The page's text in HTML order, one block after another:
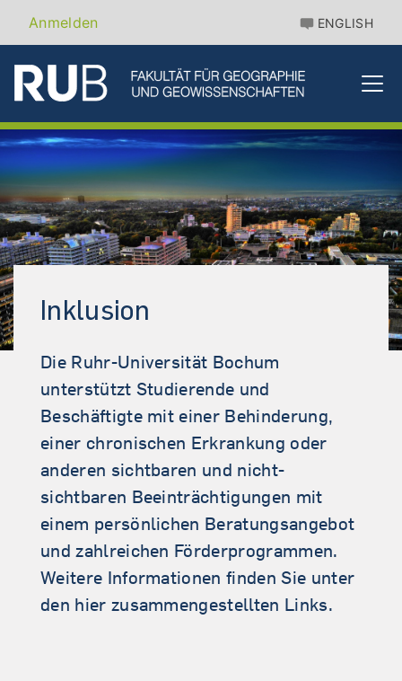
zum
Benutzermenü
Anmelden ENGLISH
Inklusion
Die Ruhr-Universität Bochum
unterstützt Studierende und
Beschäftigte mit einer Behinderung,
einer chronischen Erkrankung oder
anderen sichtbaren und nicht-
sichtbaren Beeinträchtigungen mit
einem persönlichen Beratungsangebot
und zahlreichen Förderprogrammen.
Weitere Informationen finden Sie unter
den hier zusammengestellten Links.